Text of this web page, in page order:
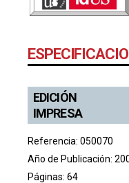
EDICIÓN
IMPRESA
Referencia: 050070
Año de Publicación:
Páginas: 64